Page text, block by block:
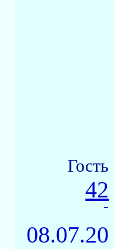
Гость
42
-
08.07.20